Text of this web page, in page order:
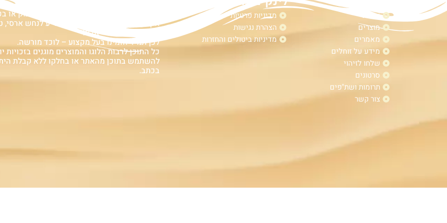
אודות
מוצרים
מאמרים
מידע על זוחלים
שלחו לזיהוי
סרטונים
תרומות ושת"פים
צור קשר
מדיניות פרטיות
הצהרת נגישות
מדיניות ביטולים והחזרות
במוצרים ובמידע המובא באתר, בדף פיסבוק או
אין המלצה לגעת, להתעסק, להפריע לנחש ארסי,
עלולה לעלות בחיי אדם!
לכן תמיד הזמינו בעל מקצוע – לוכד מורשה.
כל התוכן לרבות הלוגו והמוצרים מוגנים בזכויות
להשתמש בתוכן מהאתר או בחלקו ללא קבלת
בכתב.